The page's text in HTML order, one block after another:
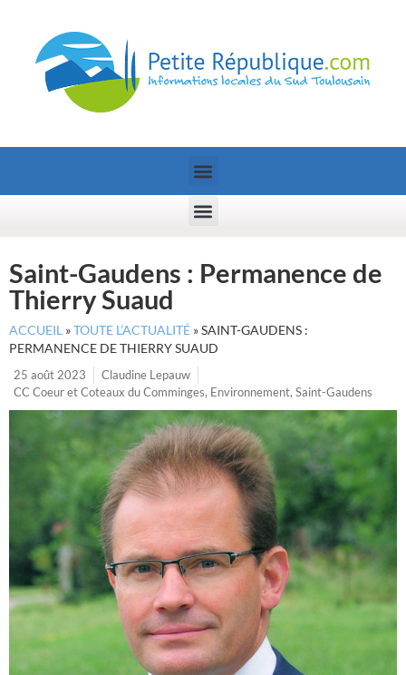
Saint-Gaudens : Permanence de
Thierry Suaud
ACCUEIL »TOUTE L’ACTUALITÉ »SAINT-GAUDENS :
PERMANENCE DE THIERRY SUAUD
25 août 2023
Claudine Lepauw
CC Coeur et Coteaux du Comminges, Environnement, Saint-Gaudens